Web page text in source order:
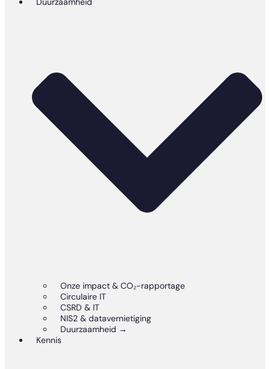
Onze impact & CO₂-rapportage
Circulaire IT
CSRD & IT
NIS2 & datavernietiging
Duurzaamheid →
Kennis